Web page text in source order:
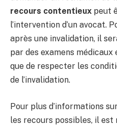
recours contentieux peut
l’intervention d’un avocat.
après une invalidation, il
par des examens
que de respecter les
de l’invalidation.
Pour plus d’informations
les recours possibles, il